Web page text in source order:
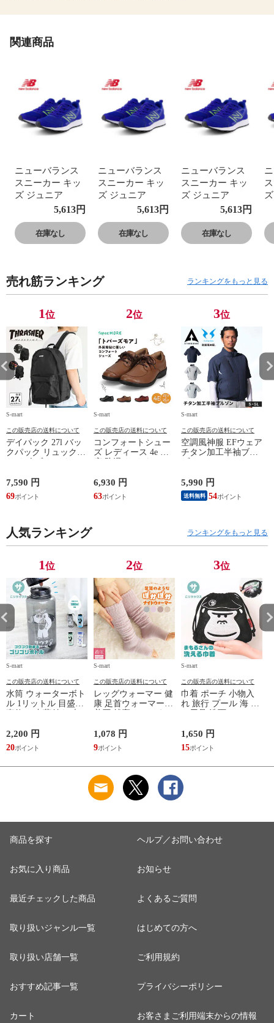
関連商品
ニューバランス
スニーカー キッ
ズ ジュニア
GE650 運動靴 子
供靴 フレッシュ
フォーム ローカ
ット Fresh Foam
5,613円
在庫なし
ニューバランス
スニーカー キッ
ズ ジュニア
GE650 運動靴 子
供靴 フレッシュ
フォーム ローカ
ット Fresh Foam
5,613円
在庫なし
ニューバランス
スニーカー キッ
ズ ジュニア
GE650 運動靴 子
供靴 フレッシュ
フォーム ローカ
ット Fresh Foam
5,613円
在庫なし
売れ筋ランキング ランキングをもっと見る
1位
S-mart
この販売店の送料について
デイパック 27l バッ
クパック リュック
サイズ ブランド ロ
鞄 機内持ち込み 夏
スラッシャー
THRASHER r1929
7,590 円
69
2位
S-mart
この販売店の送料について
コンフォートシュー
ズ レディース 4e 幅
広 防滑 サイドファ
シューズ 黒 トパー
ズ モア 靴 カジュア
ルシューズ 外反母趾
TOPAZ 1410
6,930 円
63
3位
S-mart
この販売店の送料について
空調風神服 EFウェア
チタン加工半袖ブル
ゾン ベスト ファン
ジャケット 遮熱 作
業服 作業着 上着 ア
タックベース KF100
5,990 円
送料無料 54
人気ランキング ランキングをもっと見る
1位
S-mart
この販売店の送料について
水筒 ウォーターボト
ル 1リットル 目盛り
直飲み 中蓋付き 大
マイボトル 動物 ア
ニマル ゴリラ ごリ
ラックス ゴリゴリボ
2,200 円
20
2位
S-mart
この販売店の送料について
レッグウォーマー 健
康 足首ウォーマー
着圧 就寝 おしゃれ
ふんわり 足湯のよう
なぽかぽかナイトウ
ォーマー inf-26
1,078 円
9
3位
S-mart
この販売店の送料について
巾着 ポーチ 小物入
れ 旅行 プール 海 バ
ス用品 洗面セット
サウナ ごリラックス
まもるさんの洗える
巾着 ブラック 黒
1,650 円
15
商品を探す
お気に入り商品
最近チェックした商品
取り扱いジャンル一覧
取り扱い店舗一覧
おすすめ記事一覧
カート
ヘルプ／お問い合わせ
お知らせ
よくあるご質問
はじめての方へ
ご利用規約
プライバシーポリシー
お客さまご利用端末からの情報